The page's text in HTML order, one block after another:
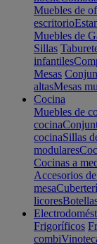
Muebles de
escritorio
Muebles de
Sillas
infantiles
Mesas
altasMesas
Cocina
Muebles de
cocina
cocinaSillas
modulares
Cocinas a
Accesorios
mesa
licores
Frigoríficos
combi